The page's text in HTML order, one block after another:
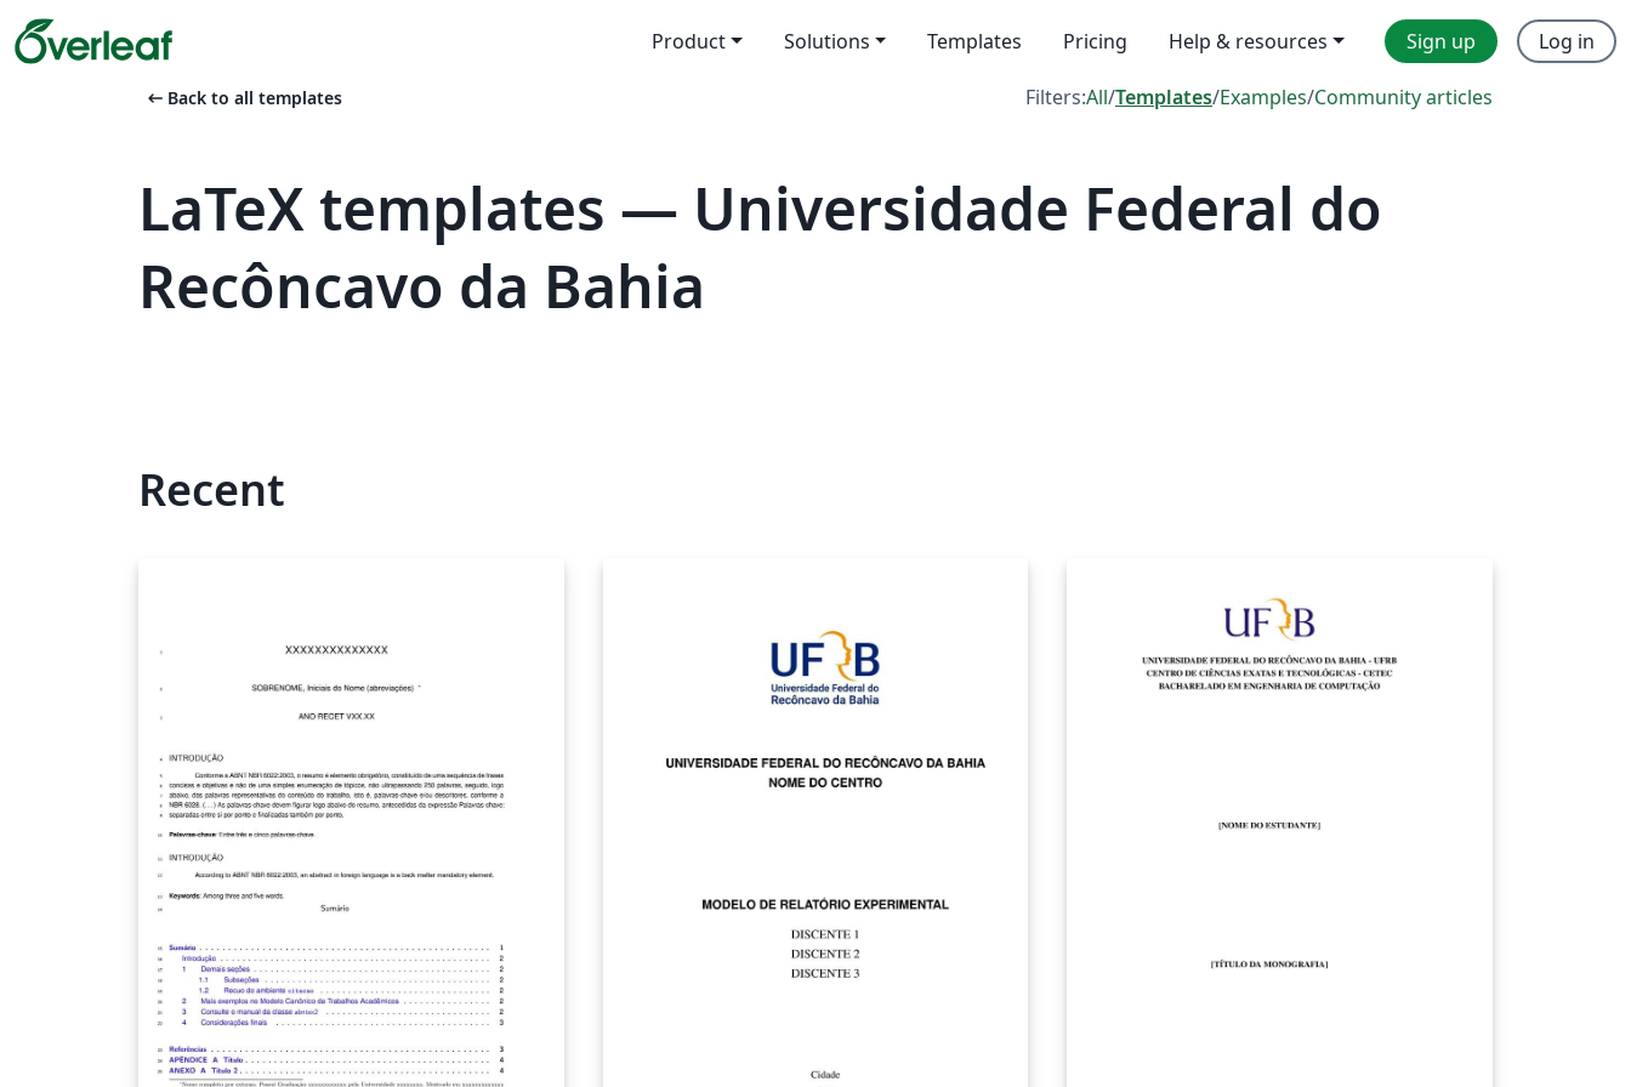
Product Solutions Templates Pricing Help & resources Sign up Log in
arrow_left_alt Back to all templates Filters:All/Templates/Examples/Community articles
LaTeX templates — Universidade Federal do
Recôncavo da Bahia
Recent